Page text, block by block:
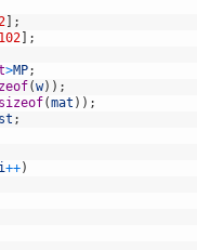
;
102 ;
>MP;
(w) ) ;
sizeof(mat ) ) ;
;
i++)